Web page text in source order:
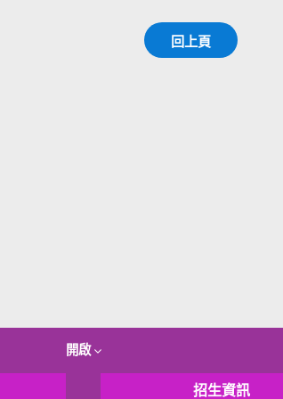
回上頁
開啟
招生資訊